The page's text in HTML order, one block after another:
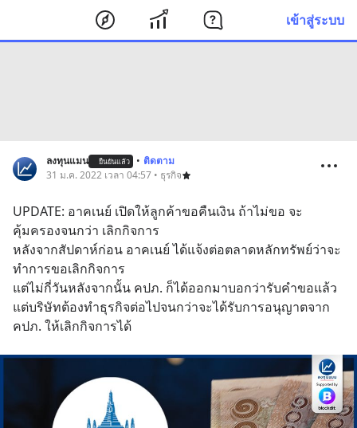
เข้าสู่ระบบ
ลงทุนแมน ยืนยันแล้ว • ติดตาม
31 ม.ค. 2022 เวลา 04:57 • ธุรกิจ
UPDATE: อาคเนย์ เปิดให้ลูกค้าขอคืนเงิน ถ้าไม่ขอ จะ
คุ้มครองจนกว่า เลิกกิจการ
หลังจากสัปดาห์ก่อน อาคเนย์ ได้แจ้งต่อตลาดหลักทรัพย์ว่าจะ
ทำการขอเลิกกิจการ
แต่ไม่กี่วันหลังจากนั้น คปภ. ก็ได้ออกมาบอกว่ารับคำขอแล้ว
แต่บริษัทต้องทำธุรกิจต่อไปจนกว่าจะได้รับการอนุญาตจาก
คปภ. ให้เลิกกิจการได้